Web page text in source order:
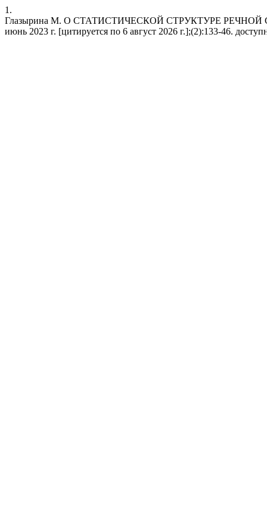
1.
Глазырина М. О СТАТИСТИЧЕСКОЙ СТРУКТУРЕ РЕЧНОЙ
июнь 2023 г. [цитируется по 6 август 2026 г.];(2):133-46.